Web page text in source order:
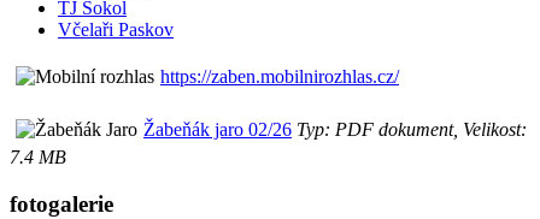
TJ Sokol
Včelaři Paskov
https://zaben.mobilnirozhlas.cz/
Žabeňák jaro 02/26 Typ: PDF dokument, Velikost:
7.4 MB
fotogalerie